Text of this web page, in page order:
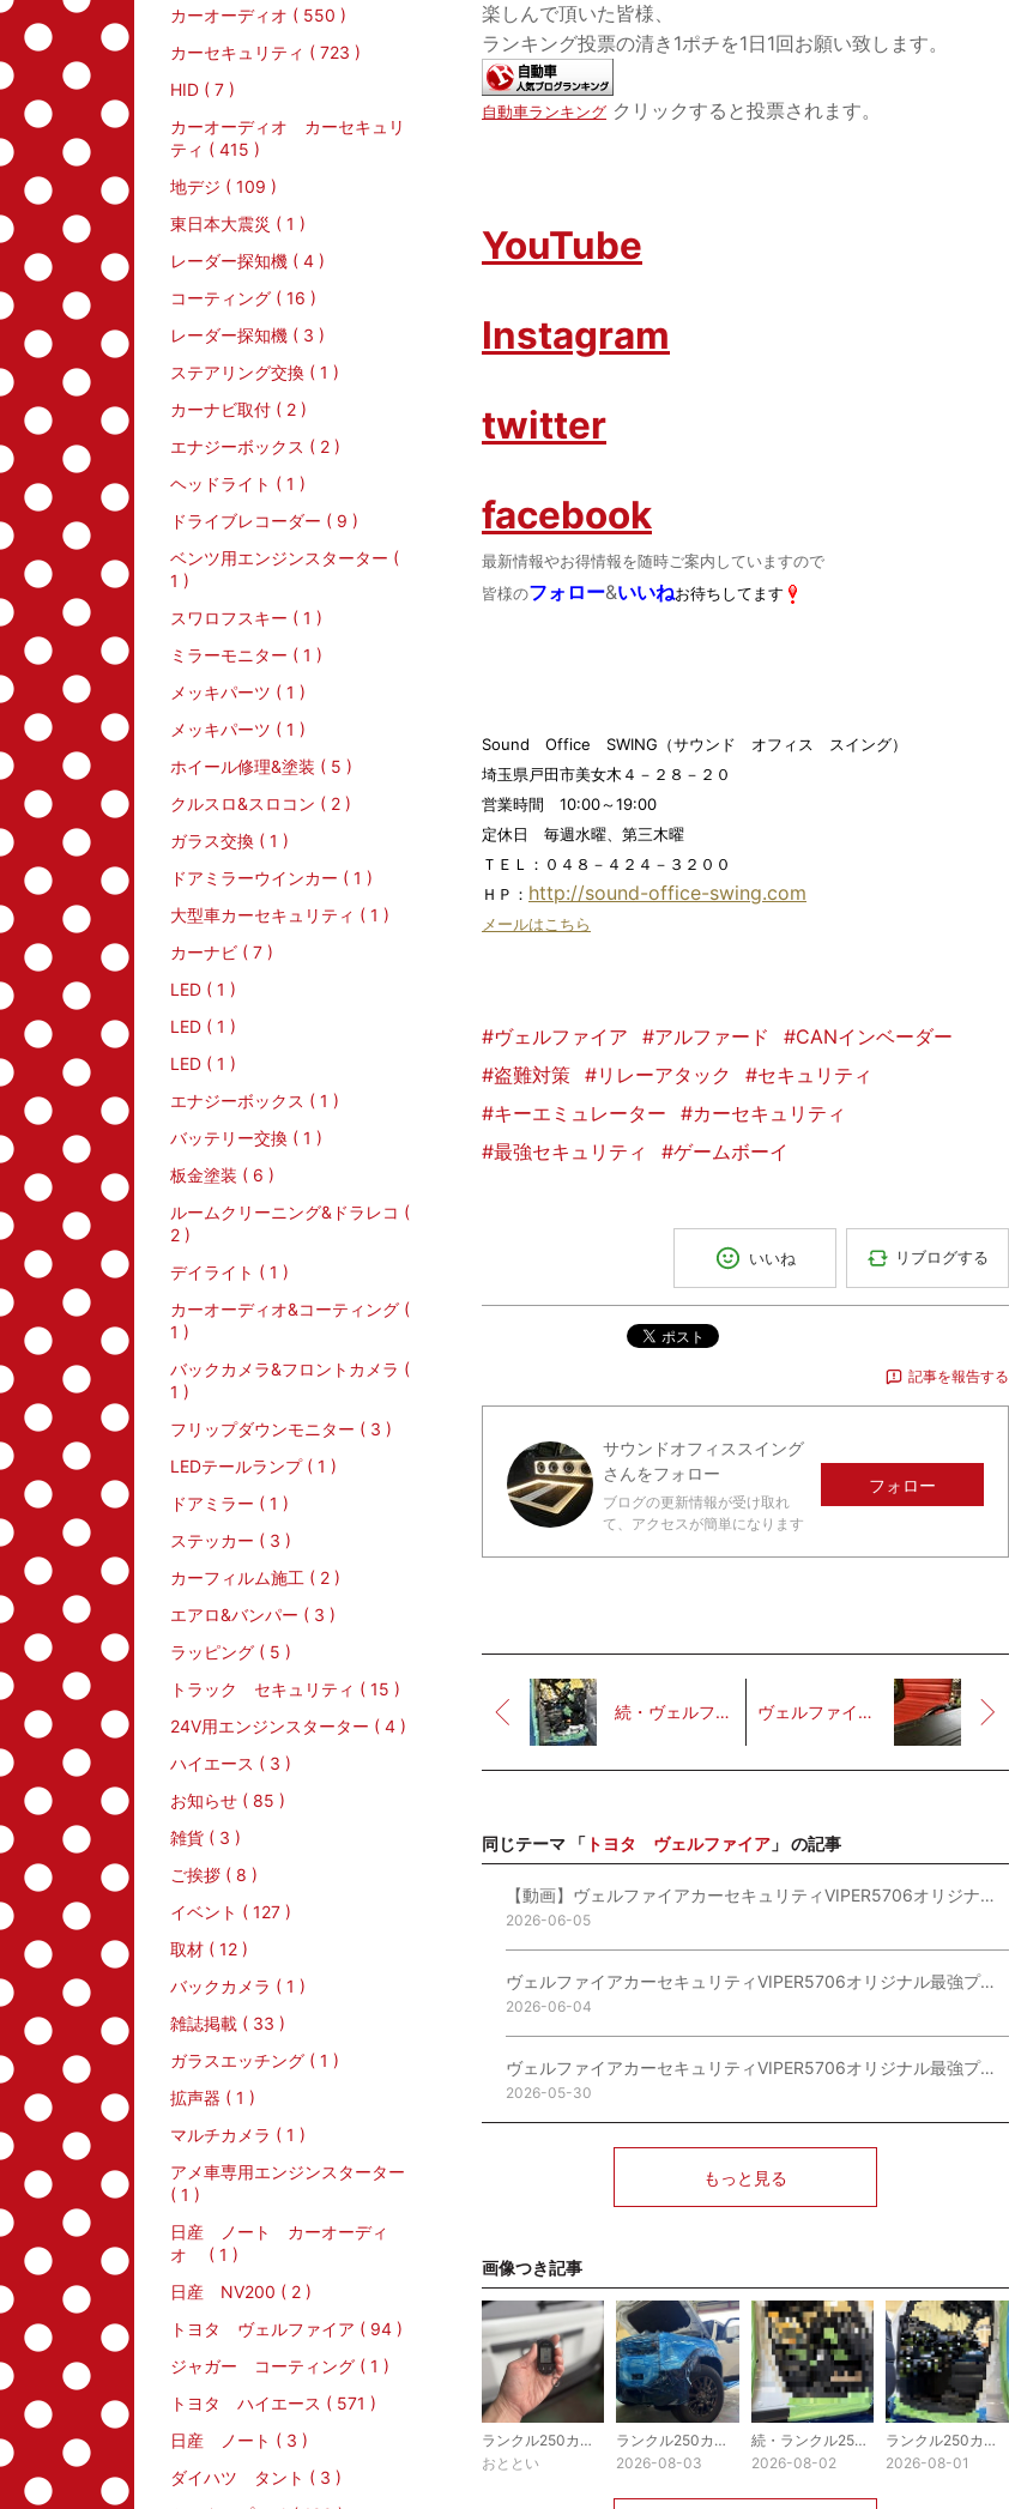
楽しんで頂いた皆様、
ランキング投票の清き1ポチを1日1回お願い致します。
自動車ランキング クリックすると投票されます。
YouTube
Instagram
twitter
facebook
最新情報やお得情報を随時ご案内していますので
皆様のフォロー&いいねお待ちしてます
Sound Office SWING（サウンド オフィス スイング）
埼玉県戸田市美女木４－２８－２０
営業時間 10:00～19:00
定休日 毎週水曜、第三木曜
ＴＥＬ：０４８－４２４－３２００
ＨＰ： http://sound-office-swing.com
メールはこちら
#ヴェルファイア #アルファード
#CANインベーダー
#盗難対策 #リレーアタック
#セキュリティ
#キーエミュレーター
#カーセキュリティ
#最強セキュリティ
#ゲームボーイ
いいね リブログする
ポスト
記事を報告する
サウンドオフィススイング
さんをフォロー
ブログの更新情報が受け取れ
て、アクセスが簡単になります
フォロー
続・ヴェルファイアカーセキュリティVIPER5706オリジナル最強プラン他取付進行中 ヴェルファイアカーセキュリティVIPER5706オリジナル最強プラン他仕込み完了
同じテーマ 「 トヨタ ヴェルファイア 」 の記事
【動画】ヴェルファイアカーセキュリティVIPER5706オリジナル最強プラン他
2026-06-05
ヴェルファイアカーセキュリティVIPER5706オリジナル最強プラン他取付完了
2026-06-04
ヴェルファイアカーセキュリティVIPER5706オリジナル最強プラン他仕込み完了
2026-05-30
もっと見る
画像つき記事
ランクル250カーセキュリティVIPER5706オリジナル最強プラン他取付完了
おととい
ランクル250カーセキュリティVIPER5706オリジナル最強プラン他取付仕上げ中
2026-08-03
続・ランクル250カーセキュリティVIPER5706オリジナル最強プラン他取付進行中
2026-08-02
ランクル250カーセキュリティVIPER5706オリジナル最強プラン他取付進行中
2026-08-01
カーオーディオ ( 550 )
カーセキュリティ ( 723 )
HID ( 7 )
カーオーディオ カーセキュリ
ティ ( 415 )
地デジ ( 109 )
東日本大震災 ( 1 )
レーダー探知機 ( 4 )
コーティング ( 16 )
レーダー探知機 ( 3 )
ステアリング交換 ( 1 )
カーナビ取付 ( 2 )
エナジーボックス ( 2 )
ヘッドライト ( 1 )
ドライブレコーダー ( 9 )
ベンツ用エンジンスターター (
1 )
スワロフスキー ( 1 )
ミラーモニター ( 1 )
メッキパーツ ( 1 )
メッキパーツ ( 1 )
ホイール修理&塗装 ( 5 )
クルスロ&スロコン ( 2 )
ガラス交換 ( 1 )
ドアミラーウインカー ( 1 )
大型車カーセキュリティ ( 1 )
カーナビ ( 7 )
LED ( 1 )
LED ( 1 )
LED ( 1 )
エナジーボックス ( 1 )
バッテリー交換 ( 1 )
板金塗装 ( 6 )
ルームクリーニング&ドラレコ (
2 )
デイライト ( 1 )
カーオーディオ&コーティング (
1 )
バックカメラ&フロントカメラ (
1 )
フリップダウンモニター ( 3 )
LEDテールランプ ( 1 )
ドアミラー ( 1 )
ステッカー ( 3 )
カーフィルム施工 ( 2 )
エアロ&バンパー ( 3 )
ラッピング ( 5 )
トラック セキュリティ ( 15 )
24V用エンジンスターター ( 4 )
ハイエース ( 3 )
お知らせ ( 85 )
雑貨 ( 3 )
ご挨拶 ( 8 )
イベント ( 127 )
取材 ( 12 )
バックカメラ ( 1 )
雑誌掲載 ( 33 )
ガラスエッチング ( 1 )
拡声器 ( 1 )
マルチカメラ ( 1 )
アメ車専用エンジンスターター
( 1 )
日産 ノート カーオーディ
オ ( 1 )
日産 NV200 ( 2 )
トヨタ ヴェルファイア ( 94 )
ジャガー コーティング ( 1 )
トヨタ ハイエース ( 571 )
日産 ノート ( 3 )
ダイハツ タント ( 3 )